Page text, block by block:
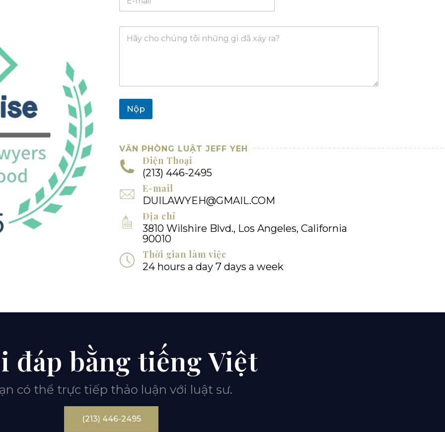
o
ạ
m
T
n
Nộp
VĂN PHÒNG LUẬT JEFF YEH
Điện Thoại
(213) 446-2495
E-mail
DUILAWYEH@GMAIL.COM
Địa chỉ
3810 Wilshire Blvd., Los Angeles, California
90010
Thời gian làm việc
24 hours a day 7 days a week
đáp bằng tiếng Việt
có thể trực tiếp thảo luận với luật sư.
(213) 446-2495